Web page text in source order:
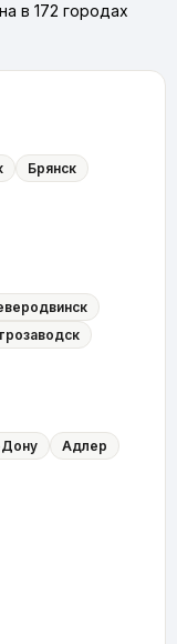
в 172 городах
Брянск
Адлер